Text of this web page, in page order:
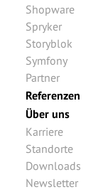
Shopware
Spryker
Storyblok
Symfony
Partner
Referenzen
Über uns
Karriere
Standorte
Downloads
Newsletter